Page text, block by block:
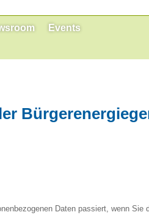
Events
Daten passiert, wenn